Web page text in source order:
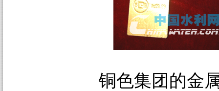
铜色集团的金